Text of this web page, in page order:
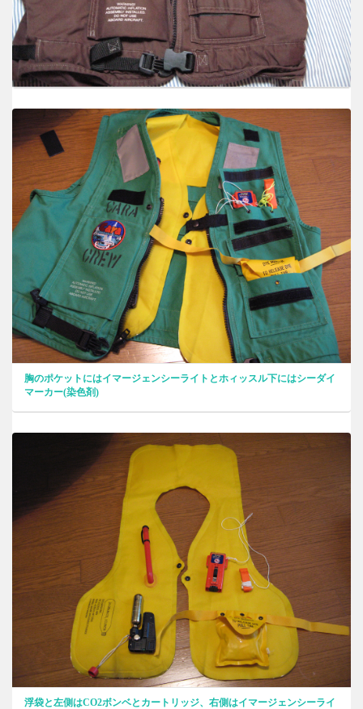
胸のポケットにはイマージェンシーライトとホィッスル下にはシーダイ
マーカー(染色剤)
浮袋と左側はCO2ボンベとカートリッジ、右側はイマージェンシーライ